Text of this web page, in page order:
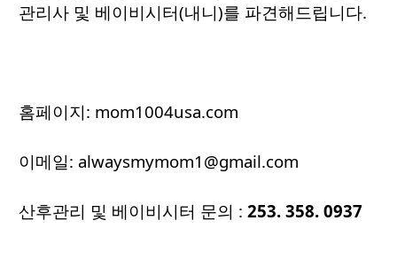
관리사 및 베이비시터(내니)를 파견해드립니다.
홈페이지: mom1004usa.com
이메일: alwaysmymom1@gmail.com
산후관리 및 베이비시터 문의 : 253. 358. 0937